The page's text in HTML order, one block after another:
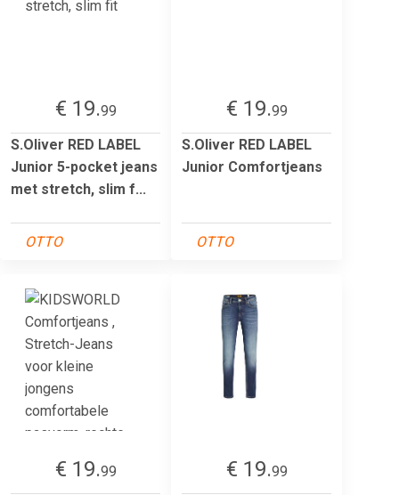
€ 19.99
S.Oliver RED LABEL
Junior 5-pocket jeans
met stretch, slim f...
OTTO
€ 19.99
S.Oliver RED LABEL
Junior Comfortjeans
OTTO
€ 19.99
€ 19.99